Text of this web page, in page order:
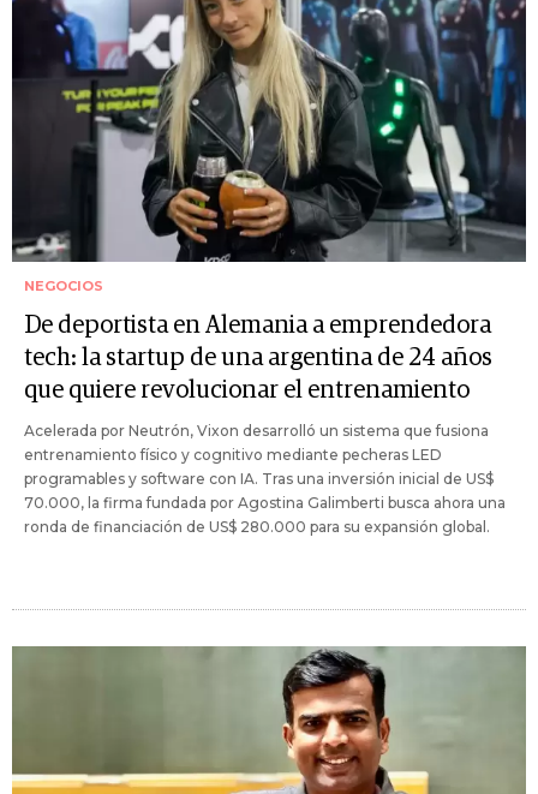
NEGOCIOS
De deportista en Alemania a emprendedora
tech: la startup de una argentina de 24 años
que quiere revolucionar el entrenamiento
Acelerada por Neutrón, Vixon desarrolló un sistema que fusiona
entrenamiento físico y cognitivo mediante pecheras LED
programables y software con IA. Tras una inversión inicial de US$
70.000, la firma fundada por Agostina Galimberti busca ahora una
ronda de financiación de US$ 280.000 para su expansión global.